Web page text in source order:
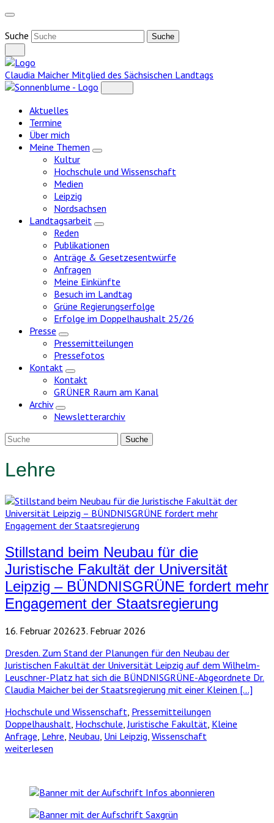
Weiter
Inhalt
Suche
Claudia Maicher Mitglied des Sächsischen Landtags
Aktuelles
Termine
Über mich
Meine Themen
Zeige
Kultur
Hochschule und Wissenschaft
Medien
Leipzig
Nordsachsen
Landtagsarbeit
Zeige
Reden
Publikationen
Anträge & Gesetzesentwürfe
Anfragen
Meine Einkünfte
Besuch im Landtag
Grüne Regierungserfolge
Erfolge im Doppelhaushalt 25/26
Presse
Zeige
Untermenü
Pressemitteilungen
Pressefotos
Kontakt
Zeige
Untermenü
Kontakt
GRÜNER Raum am Kanal
Archiv
Zeige
Untermenü
Newsletterarchiv
Lehre
Stillstand beim Neubau für die
Juristische Fakultät der Universität
Leipzig – BÜNDNISGRÜNE fordert mehr
Engagement der Staatsregierung
16. Februar 202623. Februar 2026
Dresden. Zum Stand der Planungen für den Neubau der
Juristischen Fakultät der Universität Leipzig auf dem Wilhelm-
Leuschner-Platz hat sich die BÜNDNISGRÜNE-Abgeordnete Dr.
Claudia Maicher bei der Staatsregierung mit einer Kleinen […]
Hochschule und Wissenschaft Pressemitteilungen
Doppelhaushalt Hochschule ,Juristische Fakultät Kleine
Anfrage Lehre Neubau Uni Leipzig Wissenschaft
weiterlesen